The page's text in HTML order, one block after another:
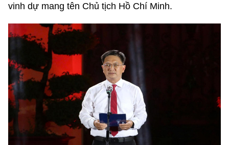
vinh dự mang tên Chủ tịch Hồ Chí Minh.